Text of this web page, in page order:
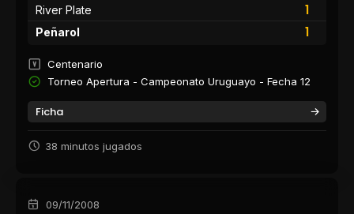
River Plate
1
1
Peñarol
Centenario
Torneo Apertura - Campeonato Uruguayo - Fecha 12
Ficha
38 minutos jugados
09/11/2008